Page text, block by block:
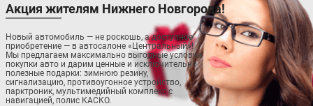
Акция жителям Нижнего Новгорода!
Новый автомобиль — не роскошь, а доступное
приобретение — в автосалоне «Центральный»!
Мы предлагаем максимально выгодные условия
покупки авто и дарим ценные и исключительно
полезные подарки: зимнюю резину,
сигнализацию, противоугонное устройство,
парктроник, мультимедийный комплекс с
навигацией, полис КАСКО.